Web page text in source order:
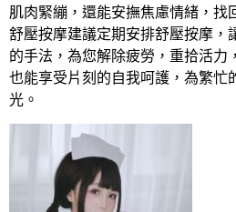
肌肉緊繃，還能安撫焦慮情緒，找
舒壓按摩建議定期安排舒壓按摩，
的手法，為您解除疲勞，重拾活力
也能享受片刻的自我呵護，為繁忙
光。